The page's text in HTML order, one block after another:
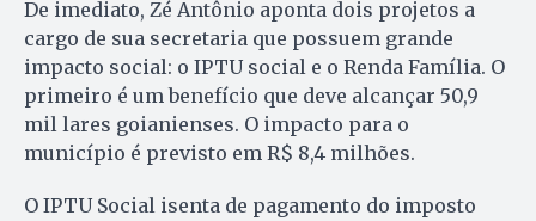
De imediato, Zé Antônio aponta dois projetos a
cargo de sua secretaria que possuem grande
impacto social: o IPTU social e o Renda Família. O
primeiro é um benefício que deve alcançar 50,9
mil lares goianienses. O impacto para o
município é previsto em R$ 8,4 milhões.
O IPTU Social isenta de pagamento do imposto